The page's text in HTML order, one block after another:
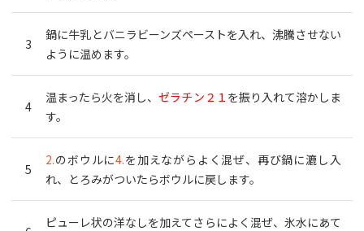
鍋に牛乳とバニラビーンズペーストを入れ、沸騰させない
ように温めます。
温まったら火を消し、ゼラチン２１ を振り入れて溶かしま
す。
2.のボウルに4.を加えながらよく混ぜ、再び鍋に漉し入
れ、とろみがついたらボウルに戻します。
ピューレ状の洋なしを加えてさらによく混ぜ、氷水にあて